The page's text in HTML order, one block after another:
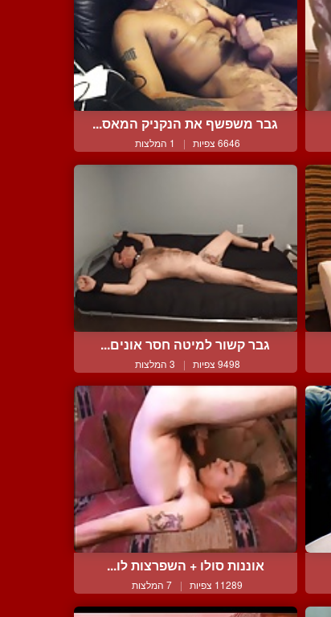
גבר משפשף את הנקניק המאס...
6646 צפיות | 1 המלצות
גבר קשור למיטה חסר אונים...
9498 צפיות | 3 המלצות
אוננות סולו + השפרצות לו...
11289 צפיות | 7 המלצות